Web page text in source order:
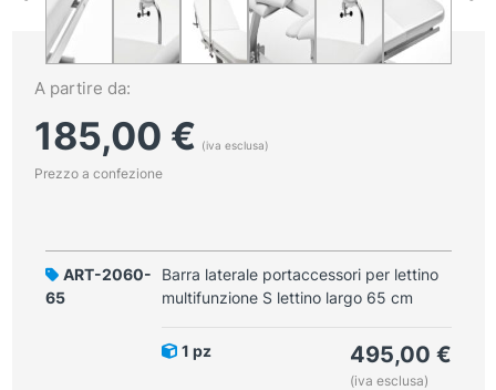
A partire da:
185,00 € (iva esclusa)
Prezzo a confezione
ART-2060-
65
Barra laterale portaccessori per lettino
multifunzione S lettino largo 65 cm
1 pz 495,00 €
(iva esclusa)